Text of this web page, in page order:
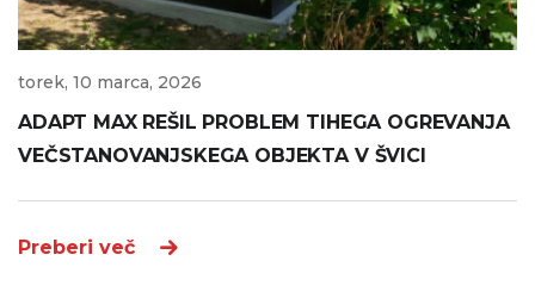
torek, 10 marca, 2026
ADAPT MAX REŠIL PROBLEM TIHEGA OGREVANJA
VEČSTANOVANJSKEGA OBJEKTA V ŠVICI
Preberi več